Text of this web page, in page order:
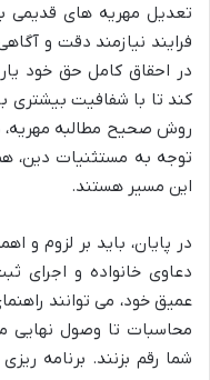
تعدیل مهریه های قدیمی
فرایند نیازمند دقت و
در احقاق کامل حق خود
کند تا با شفافیت بیشتری
روش صحیح مطالبه مهریه،
توجه به مستثنیات دین،
این مسیر هستند.
در پایان، باید بر لزوم و
دعاوی خانواده و اجرای
عمیق خود، می توانند
محاسبات تا وصول نهایی
شما رقم بزنند. برنامه